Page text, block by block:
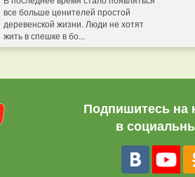
все больше ценителей простой
деревенской жизни. Люди не хотят
жить в спешке в бо...
Подпишитесь на
в